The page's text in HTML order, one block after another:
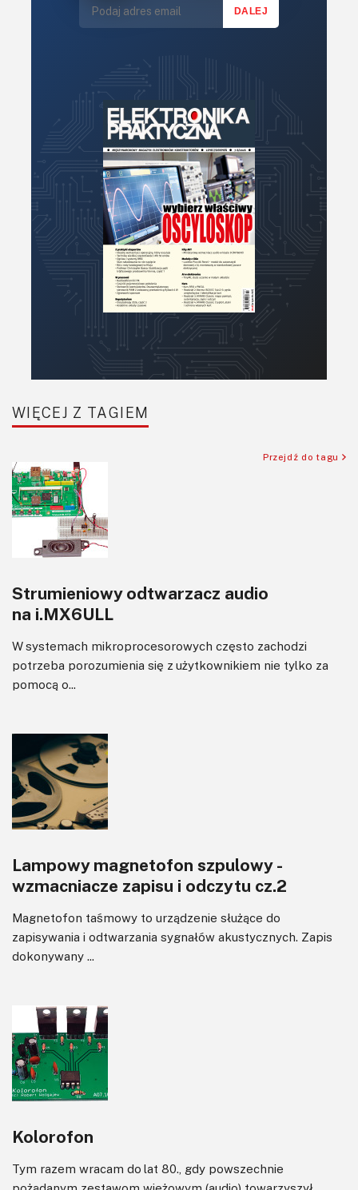
Mechatronika
Optoelektronika
PCB/Montaż
Podstawy elektroniki
Podzespoły bierne
Półprzewodniki
Pomiary i testy
Projektowanie
Sensory
Software
Sterowanie
Transformatory
Tranzystory
Wzmacniacze
Zasilanie
WIĘCEJ Z TAGIEM
Przejdź do tagu
Strumieniowy odtwarzacz audio
na i.MX6ULL
W systemach mikroprocesorowych często zachodzi
potrzeba porozumienia się z użytkownikiem nie tylko za
pomocą o...
Lampowy magnetofon szpulowy -
wzmacniacze zapisu i odczytu cz.2
Magnetofon taśmowy to urządzenie służące do
zapisywania i odtwarzania sygnałów akustycznych. Zapis
dokonywany ...
Kolorofon
Tym razem wracam do lat 80., gdy powszechnie